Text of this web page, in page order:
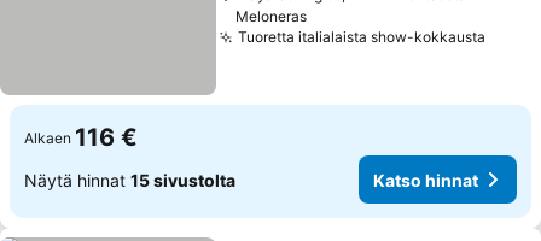
Meloneras
Tuoretta italialaista show-kokkausta
Alkaen 116 €
Näytä hinnat 15 sivustolta Katso hinnat